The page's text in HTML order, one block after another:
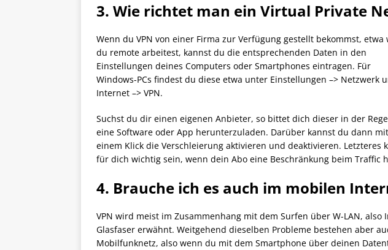
3. Wie richtet man ein Virtual Private
Wenn du VPN von einer Firma zur Verfügung gestellt bekommst, etwa
du remote arbeitest, kannst du die entsprechenden Daten in den
Einstellungen deines Computers oder Smartphones eintragen. Für
Windows-PCs findest du diese etwa unter Einstellungen –> Netzwerk
Internet –> VPN.
Suchst du dir einen eigenen Anbieter, so bittet dich dieser in der
eine Software oder App herunterzuladen. Darüber kannst du dann mit
einem Klick die Verschleierung aktivieren und deaktivieren. Letzteres
für dich wichtig sein, wenn dein Abo eine Beschränkung beim Traffic
4. Brauche ich es auch im mobilen
VPN wird meist im Zusammenhang mit dem Surfen über W-LAN,
Glasfaser erwähnt. Weitgehend dieselben Probleme bestehen aber
Mobilfunknetz, also wenn du mit dem Smartphone über deinen